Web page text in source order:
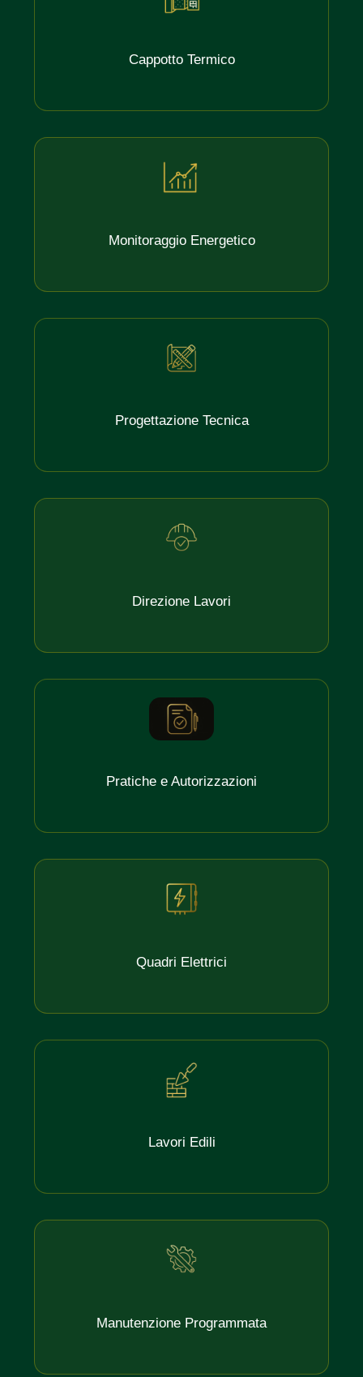
Cappotto Termico
Monitoraggio Energetico
Progettazione Tecnica
Direzione Lavori
Pratiche e Autorizzazioni
Quadri Elettrici
Lavori Edili
Manutenzione Programmata